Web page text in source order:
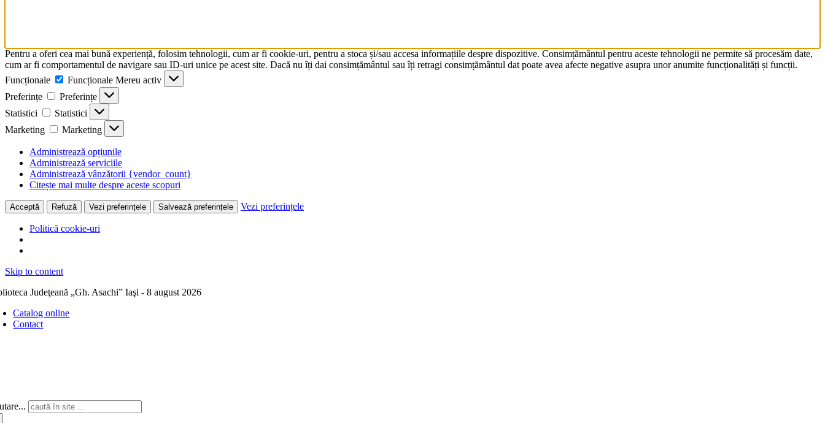
Pentru a oferi cea mai bună experiență, folosim tehnologii, cum ar fi cookie-uri, pentru a stoca și/sau accesa informațiile despre dispozitive. Consimțământul pentru aceste tehnologii ne permite să procesăm date,
cum ar fi comportamentul de navigare sau ID-uri unice pe acest site. Dacă nu îți dai consimțământul sau îți retragi consimțământul dat poate avea afecte negative asupra unor anumite funcționalități și funcții.
Funcționale
Funcționale Mereu activ
Preferințe
Preferințe
Statistici
Statistici
Marketing
Marketing
Administrează opțiunile
Administrează serviciile
Administrează vânzătorii {vendor_count}
Citește mai multe despre aceste scopuri
Acceptă Refuză Vezi preferințele Salvează preferințele Vezi preferințele
Politică cookie-uri
Skip to content
Judeţeană „Gh. Asachi” Iaşi - 8 august 2026
Catalog online
Contact